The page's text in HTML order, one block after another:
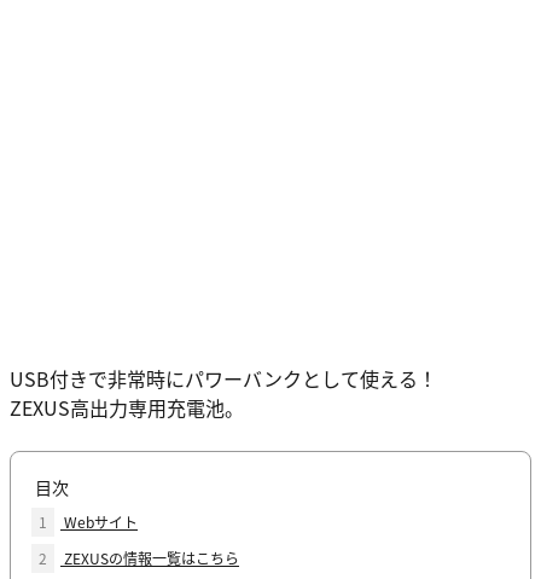
USB付きで非常時にパワーバンクとして使える！
ZEXUS高出力専用充電池。
目次
1
Webサイト
2
ZEXUSの情報一覧はこちら